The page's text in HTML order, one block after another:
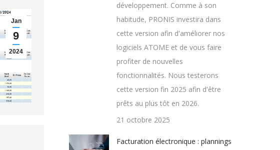
Jan
9
2024
développement. Comme à son
habitude, PRONIS investira dans
cette version afin d'améliorer nos
logiciels ATOME et de vous faire
profiter de nouvelles
fonctionnalités. Nous testerons
cette version fin 2025 afin d'être
prêts au plus tôt en 2026.
21 octobre 2025
Facturation électronique : plannings